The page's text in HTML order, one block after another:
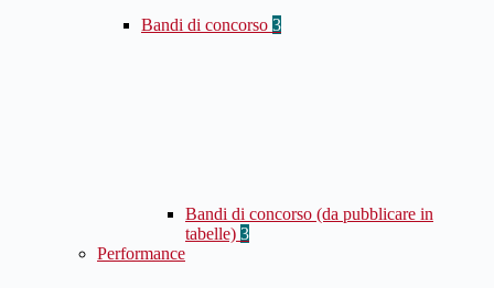
Bandi di concorso 3
Bandi di concorso (da pubblicare in
tabelle) 3
Performance